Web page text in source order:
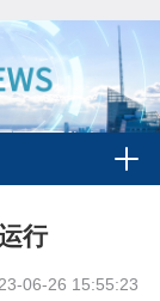
行
06-26 15:55:23